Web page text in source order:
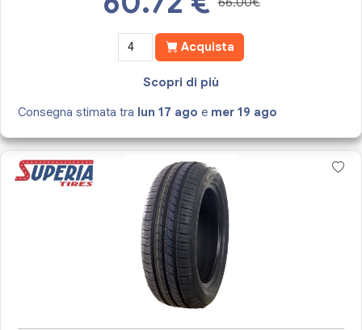
Acquista
Scopri di più
Consegna stimata tra lun 17 ago e mer 19 ago